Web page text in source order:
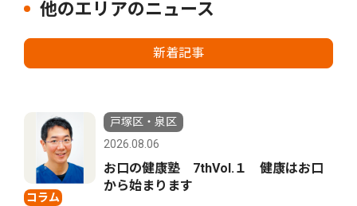
他のエリアのニュース
新着記事
コラム
戸塚区・泉区
2026.08.06
お口の健康塾 7thVol.１ 健康はお口
から始まります